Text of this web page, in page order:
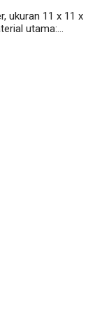
ukuran 11 x 11 x
utama:…